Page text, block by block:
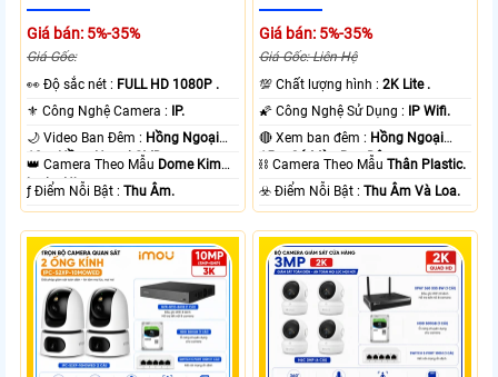
Giá bán: 5%-35%
Giá Gốc:
️👀 Độ sắc nét : FULL HD 1080P .
⚜️ Công Nghệ Camera : IP.
🌙 Video Ban Đêm : Hồng Ngoại
10m Hồng Ngoại SMD.
👑 Camera Theo Mẫu Dome Kim
loại + Nhựa.
️ƒ Điểm Nỗi Bật :Thu Âm.
Giá bán: 5%-35%
Giá Gốc: Liên Hệ
💯 Chất lượng hình :2K Lite .
🌠 Công Nghệ Sử Dụng : IP Wifi.
🔴 Xem ban đêm : Hồng Ngoại
15m Có Màu Ban Ðêm.
⛓ Camera Theo MẫuThân Plastic.
️☣️ Điểm Nỗi Bật :Thu Âm Và Loa.